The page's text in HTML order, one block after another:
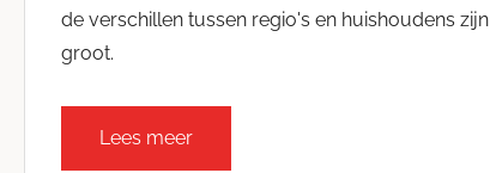
de verschillen tussen regio's en huishoudens zijn
groot.
Lees meer